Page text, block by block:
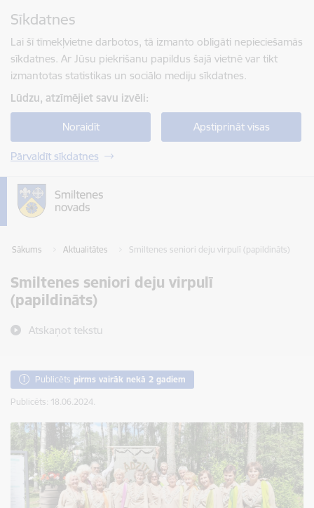
Sīkdatnes
Lai šī tīmekļvietne darbotos, tā izmanto obligāti nepieciešamās
sīkdatnes. Ar Jūsu piekrišanu papildus šajā vietnē var tikt
izmantotas statistikas un sociālo mediju sīkdatnes.
Lūdzu, atzīmējiet savu izvēli:
Noraidīt Apstiprināt visas
Pārvaldīt sīkdatnes
Sākums Aktualitātes Smiltenes seniori deju virpulī (papildināts)
Smiltenes seniori deju virpulī
(papildināts)
Atskaņot tekstu
Publicēts pirms vairāk nekā 2 gadiem
Publicēts: 18.06.2024.